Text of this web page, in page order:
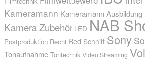
Kameramann Kameramann Ausbildung
Kamera Zubehör LED NAB
Postproduktion Recht Red Schnitt Sony
Tonaufnahme Tontechnik Video Streaming